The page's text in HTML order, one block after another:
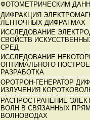
ФОТОМЕТРИЧЕСКИМ
ДИФРАКЦИЯ
ЛЕНТОЧНЫХ ДИФРАГМАХ
ИССЛЕДОВАНИЕ
СВОЙСТВ
СРЕД
ИССЛЕДОВАНИЕ
ОПТИМАЛЬНОГО
РАЗРАБОТКА
ОРОТРОН-ГЕНЕРАТОР
ИЗЛУЧЕНИЯ
РАСПРОСТРАНЕНИЕ
ВОЛН В СВЯЗАННЫХ
ВОЛНОВОДАХ